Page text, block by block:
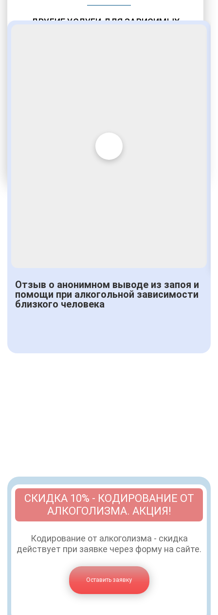
ДРУГИЕ УСЛУГИ ДЛЯ ЗАВИСИМЫХ
Отзыв о анонимном выводе из запоя и
помощи при алкогольной зависимости
близкого человека
СКИДКА 10% - КОДИРОВАНИЕ ОТ
АЛКОГОЛИЗМА. АКЦИЯ!
Кодирование от алкоголизма - скидка
действует при заявке через форму на сайте.
Оставить заявку